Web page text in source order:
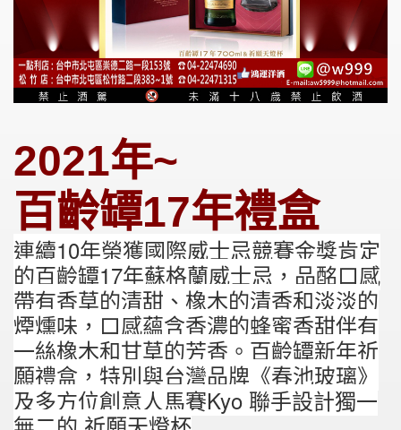
2021年~
百齡罈17年禮盒
連續10年榮獲國際威士忌競賽金獎肯定
的百齡罈17年蘇格蘭威士忌，品酩口感
帶有香草的清甜、橡木的清香和淡淡的
煙燻味，口感蘊含香濃的蜂蜜香甜伴有
一絲橡木和甘草的芳香。百齡罈新年祈
願禮盒，特別與台灣品牌《春池玻璃》
及多方位創意人馬賽Kyo 聯手設計獨一